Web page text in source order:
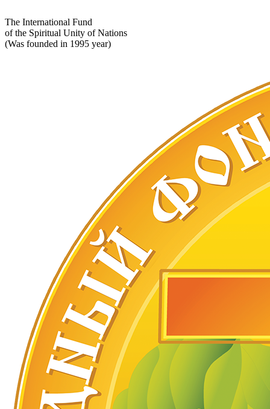
The International Fund
of the Spiritual Unity of Nations
(Was founded in 1995 year)